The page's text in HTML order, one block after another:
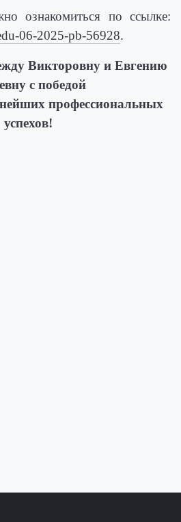
ознакомиться по ссылке:
06-2025-pb-56928.
Викторовну и Евгению
с победой
профессиональных
успехов!